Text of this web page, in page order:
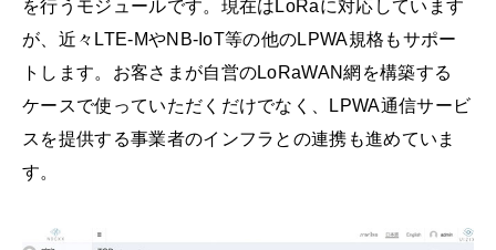
を行うモジュールです。現在はLoRaに対応しています
が、近々LTE-MやNB-IoT等の他のLPWA規格もサポー
トします。お客さまが自営のLoRaWAN網を構築する
ケースで使っていただくだけでなく、LPWA通信サービ
スを提供する事業者のインフラとの連携も進めていま
す。